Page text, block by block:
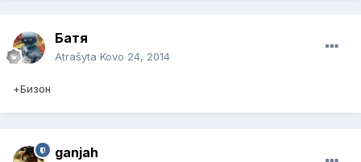
Батя
Atrašyta Kovo 24, 2014
+Бизон
ganjah